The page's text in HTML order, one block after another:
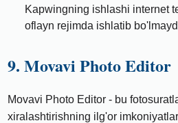
Kapwingning ishlashi internet
oflayn rejimda ishlatib
9. Movavi Photo Editor
Movavi Photo Editor - bu
xiralashtirishning ilg'or